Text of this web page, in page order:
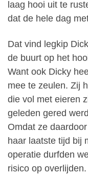
laag hooi uit te
dat de hele dag
Dat vind legkip
de buurt op het
Want ook Dicky
mee te zeulen. Zij
die vol met eieren
geleden gered
Omdat ze
haar laatste tijd bij
operatie durfden
risico op